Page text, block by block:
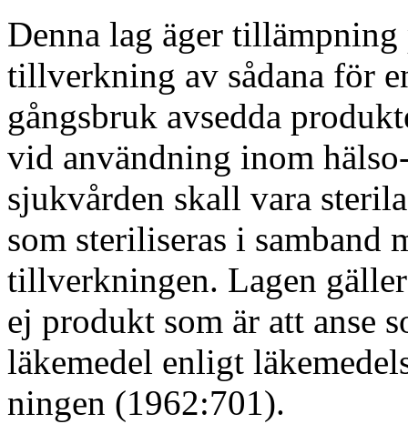
Denna lag äger tillämpning
tillverkning av sådana för
gångsbruk avsedda
vid användning inom
sjukvården skall vara
som steriliseras i samband
tillverkningen. Lagen
ej produkt som är att anse
läkemedel enligt
ningen (1962:701).